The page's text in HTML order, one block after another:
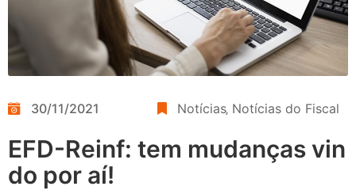
30/11/2021 Notícias‚ Notícias do Fiscal
EFD-Reinf: tem mudanças vin
do por aí!